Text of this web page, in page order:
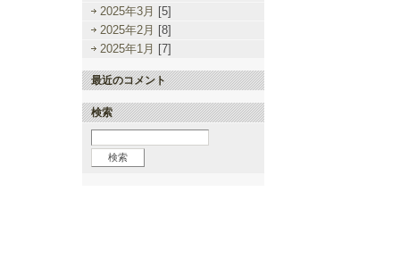
2025年3月
[5]
2025年2月
[8]
2025年1月
[7]
最近のコメント
検索